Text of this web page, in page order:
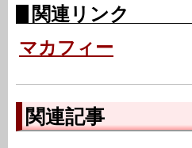
関連リンク
マカフィー
関連記事